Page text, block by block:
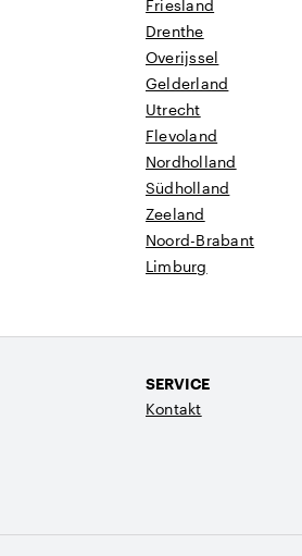
Friesland
Drenthe
Overijssel
Gelderland
Utrecht
Flevoland
Nordholland
Südholland
Zeeland
Noord-Brabant
Limburg
SERVICE
Kontakt